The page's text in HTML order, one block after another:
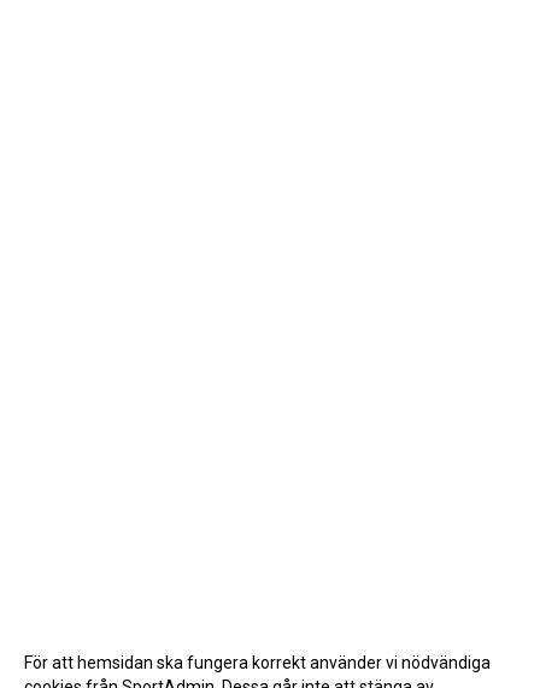
För att hemsidan ska fungera korrekt använder vi nödvändiga